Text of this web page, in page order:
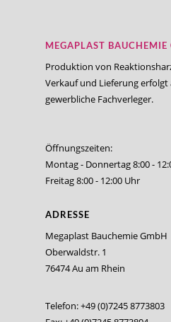
MEGAPLAST BAUCHEMIE
Produktion von
Verkauf und Lieferung erfolgt
gewerbliche Fachverleger.
Öffnungszeiten:
Montag - Donnertag 8:00 -
Freitag 8:00 - 12:00 Uhr
ADRESSE
Megaplast Bauchemie GmbH
Oberwaldstr. 1
76474 Au am Rhein
Telefon: +49 (0)7245 8773803